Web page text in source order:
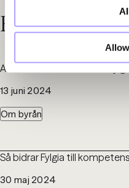
Relaterade
13 juni 2024
Om byrån
Advokat Chabo Afrim till Fylgia
30 maj 2024
Så bidrar Fylgia till